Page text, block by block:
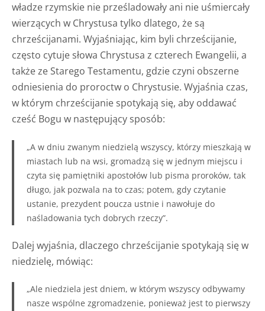
władze rzymskie nie prześladowały ani nie uśmiercały
wierzących w Chrystusa tylko dlatego, że są
chrześcijanami. Wyjaśniając, kim byli chrześcijanie,
często cytuje słowa Chrystusa z czterech Ewangelii, a
także ze Starego Testamentu, gdzie czyni obszerne
odniesienia do proroctw o Chrystusie. Wyjaśnia czas,
w którym chrześcijanie spotykają się, aby oddawać
cześć Bogu w następujący sposób:
„A w dniu zwanym niedzielą wszyscy, którzy mieszkają w
miastach lub na wsi, gromadzą się w jednym miejscu i
czyta się pamiętniki apostołów lub pisma proroków, tak
długo, jak pozwala na to czas; potem, gdy czytanie
ustanie, prezydent poucza ustnie i nawołuje do
naśladowania tych dobrych rzeczy”.
Dalej wyjaśnia, dlaczego chrześcijanie spotykają się w
niedzielę, mówiąc:
„Ale niedziela jest dniem, w którym wszyscy odbywamy
nasze wspólne zgromadzenie, ponieważ jest to pierwszy